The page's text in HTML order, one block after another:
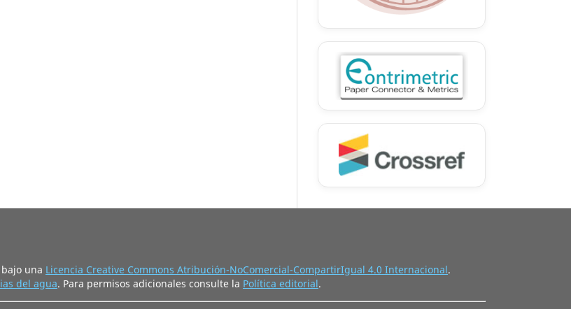
una Licencia Creative Commons Atribución-NoComercial-CompartirIgual 4.0 Internacional.
del agua. Para permisos adicionales consulte la Política editorial.